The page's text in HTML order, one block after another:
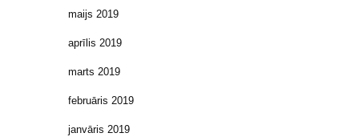
maijs 2019
aprīlis 2019
marts 2019
februāris 2019
janvāris 2019